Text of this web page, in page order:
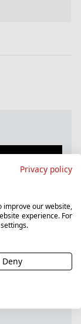
Privacy policy
improve our website,
experience. For
Deny